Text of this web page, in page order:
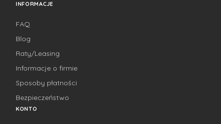
INFORMACJE
FAQ
Blog
Raty/Leasing
Informacje o firmie
Sposoby płatności
Bezpieczeństwo
KONTO